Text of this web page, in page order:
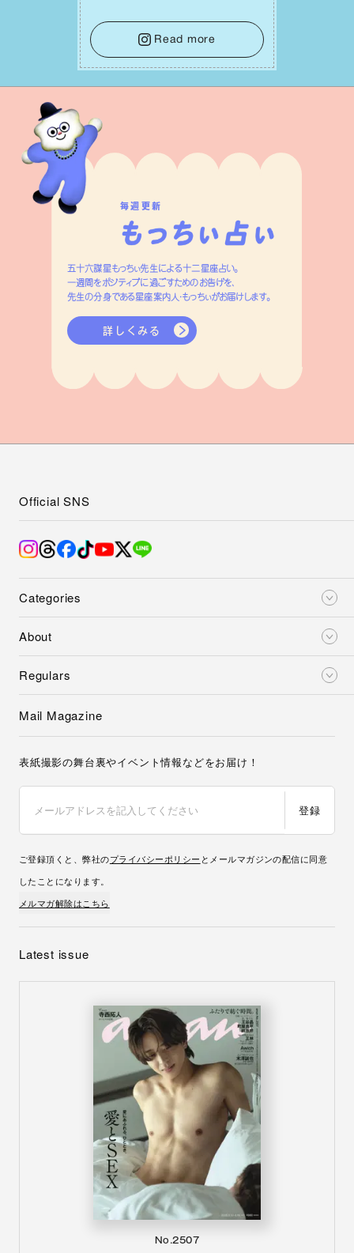
⾝や疲れていそうな⼈をいたわることに
時間を使いましょう。ここでしっかりとエ
ネルギーを蓄え、困難を乗り越える⼒に
変えましょう。
Read more
毎週更新
五十六謀星もっちぃ先生による十二星座占い。
一週間をポジティブに過ごすためのお告げを、
先生の分身である星座案内人・もっちぃがお届けします。
詳しくみる
Categories
About
Regulars
Official SNS
Mail Magazine
表紙撮影の舞台裏やイベント情報などをお届け！
登録
ご登録頂くと、弊社のプライバシーポリシー とメールマガジンの配信に同意
したことになります。
メルマガ解除はこちら
Latest issue
No.2507